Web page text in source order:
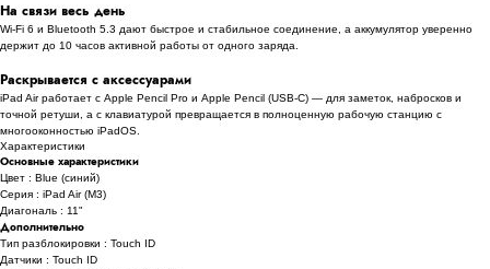
На связи весь день
Wi-Fi 6 и Bluetooth 5.3 дают быстрое и стабильное соединение, а аккумулятор уверенно
держит до 10 часов активной работы от одного заряда.
Раскрывается с аксессуарами
iPad Air работает с Apple Pencil Pro и Apple Pencil (USB-C) — для заметок, набросков и
точной ретуши, а с клавиатурой превращается в полноценную рабочую станцию с
многооконностью iPadOS.
Характеристики
Основные характеристики
Цвет : Blue (синий)
Серия : iPad Air (M3)
Диагональ : 11"
Дополнительно
Тип разблокировки : Touch ID
Датчики : Touch ID